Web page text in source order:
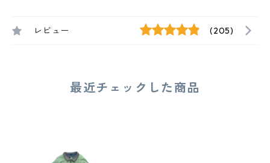
レビュー (205)
最近チェックした商品